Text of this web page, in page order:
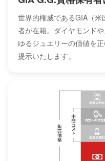
世界的権威であるGIA（
者が在籍。ダイヤモンド
ゆるジュエリーの価値を
提示いたします。